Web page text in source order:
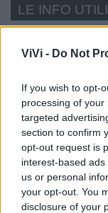
ViVi - Do Not
If you wish to opt-
processing of
targeted
section to confirm
opt-out request is
interest-based
us or personal
your opt-out. You
disclosure of your
LE INFO